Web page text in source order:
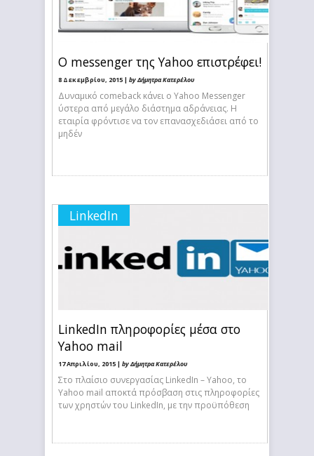
Ο messenger της Yahoo επιστρέφει!
8 Δεκεμβρίου, 2015 | by Δήμητρα Κατερέλου
Δυναμικό comeback κάνει ο Yahoo Messenger
ύστερα από μεγάλο διάστημα αδράνειας. Η
εταιρία φρόντισε να τον επανασχεδιάσει από το
μηδέν
LinkedIn
LinkedIn πληροφορίες μέσα στο
Yahoo mail
17 Απριλίου, 2015 | by Δήμητρα Κατερέλου
Στο πλαίσιο συνεργασίας LinkedIn – Yahoo, το
Yahoo mail αποκτά πρόσβαση στις πληροφορίες
των χρηστών του LinkedIn, με την προϋπόθεση